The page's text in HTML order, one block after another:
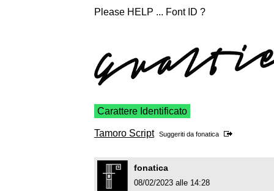
Please HELP ... Font ID ?
Carattere Identificato
Tamoro Script Suggeriti da fonatica
fonatica
08/02/2023 alle 14:28